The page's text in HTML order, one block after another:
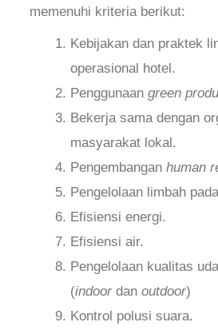
memenuhi kriteria berikut:
Kebijakan dan praktek
operasional hotel.
Penggunaan green
Bekerja sama dengan
masyarakat lokal.
Pengembangan human
Pengelolaan limbah
Efisiensi energi.
Efisiensi air.
Pengelolaan kualitas
(indoor dan outdoor)
Kontrol polusi suara.